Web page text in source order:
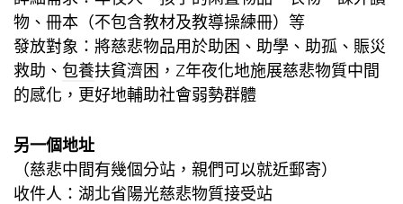
物、冊本（不包含教材及教導操練冊）等
發放對象：將慈悲物品用於助困、助學、助孤、賑災
救助、 包養扶貧濟困，Z年夜化地施展慈悲物質中間
的感化，更好地輔助社會弱勢群體
另一個地址
（慈悲中間有幾個分站，親們可以就近郵寄）
收件人：湖北省陽光慈悲物質接受站